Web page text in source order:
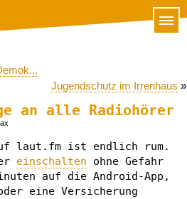
Jugendschutz im Irrenhaus »
an alle Radiohörer
laut.fm ist endlich rum.
einschalten ohne Gefahr
auf die Android-App,
eine Versicherung